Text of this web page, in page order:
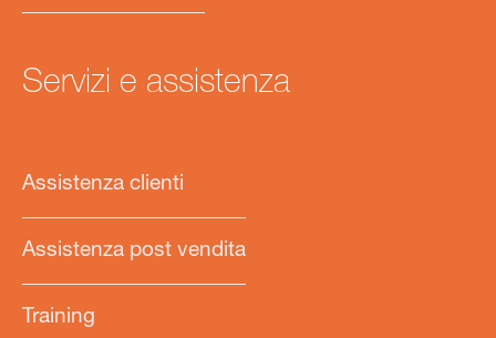
Servizi e assistenza
Assistenza clienti
Assistenza post vendita
Training